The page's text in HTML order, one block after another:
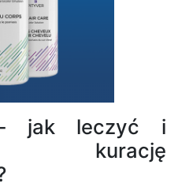
jak leczyć i
kurację